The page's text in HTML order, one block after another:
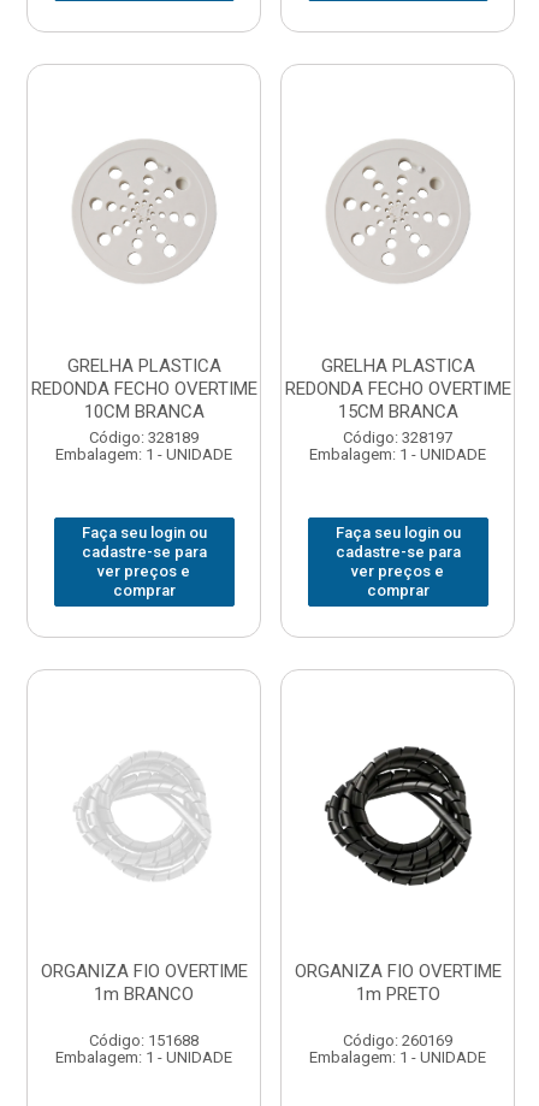
GRELHA PLASTICA
REDONDA FECHO OVERTIME
10CM BRANCA
Código: 328189
Embalagem: 1 - UNIDADE
Faça seu login ou
cadastre-se para
ver preços e
comprar
GRELHA PLASTICA
REDONDA FECHO OVERTIME
15CM BRANCA
Código: 328197
Embalagem: 1 - UNIDADE
Faça seu login ou
cadastre-se para
ver preços e
comprar
ORGANIZA FIO OVERTIME
1m BRANCO
Código: 151688
Embalagem: 1 - UNIDADE
ORGANIZA FIO OVERTIME
1m PRETO
Código: 260169
Embalagem: 1 - UNIDADE